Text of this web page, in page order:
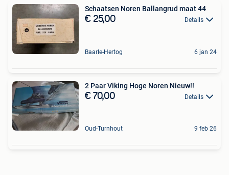
Schaatsen Noren Ballangrud maat 44
€ 25,00 Details
Baarle-Hertog 6 jan 24
2 Paar Viking Hoge Noren Nieuw!!
€ 70,00 Details
Oud-Turnhout 9 feb 26